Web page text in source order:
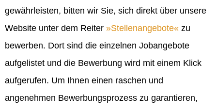
gewährleisten, bitten wir Sie, sich direkt über unsere
Website unter dem Reiter
Stellenangebote
zu
bewerben. Dort sind die einzelnen Jobangebote
aufgelistet und die Bewerbung wird mit einem Klick
aufgerufen. Um Ihnen einen raschen und
angenehmen Bewerbungsprozess zu garantieren,